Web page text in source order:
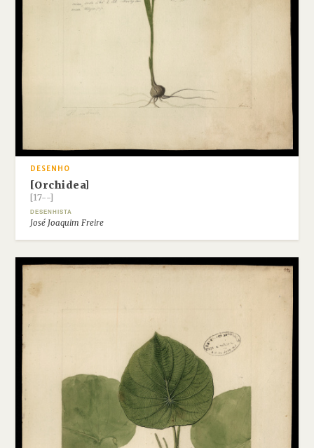
DESENHO
[Orchidea]
[17--]
DESENHISTA
José Joaquim Freire